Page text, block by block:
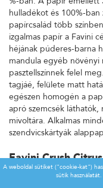
hulladékot és 100%-
papírcsalád több
izgalmas papír a Favini
héjának púderes-barna
mandula egyéb
pasztellszínnek felel
tagjáé, felülete matt
egészen homogén a
apró szemcsék
mivoltára. Alkalmas
szendvicskártyák
Favini Crush
Favini Crush - 250g/
papírcsalád, melynél
A weboldal sütiket ("cookie-kat")
sütik használatát.